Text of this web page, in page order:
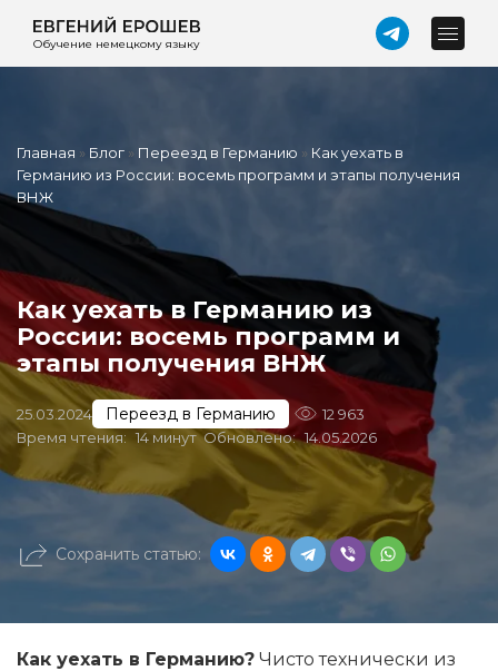
Обучение немецкому языку
Главная » Блог » Переезд в Германию » Как уехать в
Германию из России: восемь программ и этапы получения
ВНЖ
Как уехать в Германию из
России: восемь программ и
этапы получения ВНЖ
25.03.2024 Переезд в Германию
12 963
Время чтения: 14 минут Обновлено: 14.05.2026
Сохранить статью:
Как уехать в Германию? Чисто технически из